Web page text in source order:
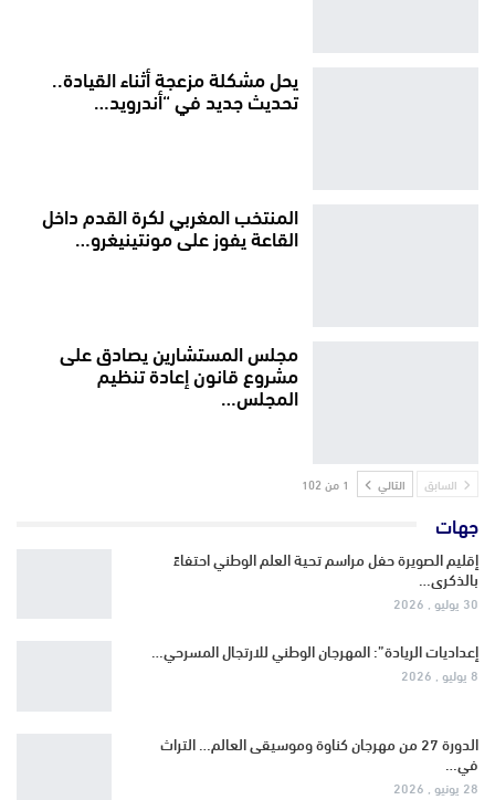
يحل مشكلة مزعجة أثناء القيادة..
تحديث جديد في “أندرويد…
المنتخب المغربي لكرة القدم داخل
القاعة يفوز على مونتينيغرو…
مجلس المستشارين يصادق على
مشروع قانون إعادة تنظيم
المجلس…
السابق التالي 1 من 102
جهات
إقليم الصويرة حفل مراسم تحية العلم الوطني احتفاءً
بالذكرى…
30 يوليو , 2026
إعداديات الريادة”: المهرجان الوطني للارتجال المسرحي…
8 يوليو , 2026
الدورة 27 من مهرجان كناوة وموسيقى العالم… التراث
في…
28 يونيو , 2026